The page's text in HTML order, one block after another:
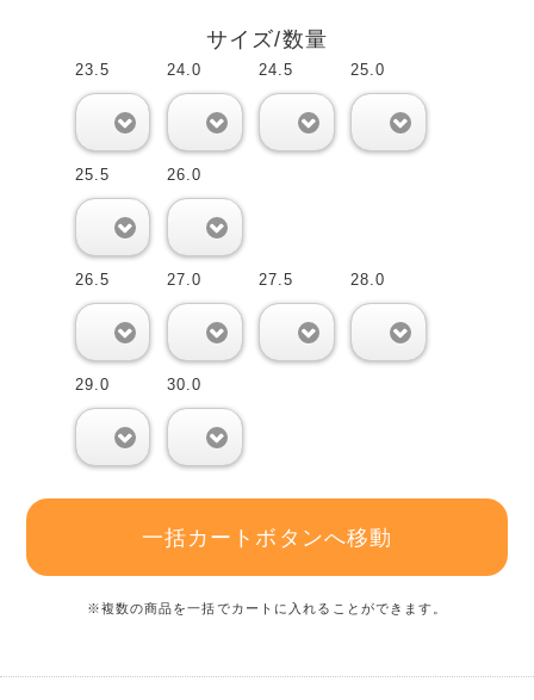
サイズ/数量
23.5 24.0 24.5 25.0
25.5 26.0
26.5 27.0 27.5 28.0
29.0 30.0
一括カートボタンへ移動
※複数の商品を一括でカートに入れることができます。